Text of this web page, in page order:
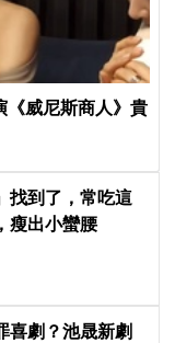
《威尼斯商人》貴
找到了，常吃這
瘦出小蠻腰
喜劇？池晟新劇